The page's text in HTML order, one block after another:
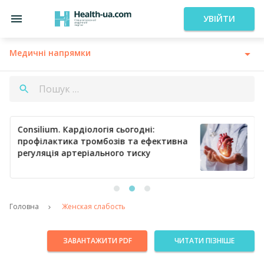
УВІЙТИ
Медичні напрямки
Consilium. Кардіологія сьогодні:
профілактика тромбозів та ефективна
регуляція артеріального тиску
Головна Женская слабость
ЗАВАНТАЖИТИ PDF ЧИТАТИ ПІЗНІШЕ